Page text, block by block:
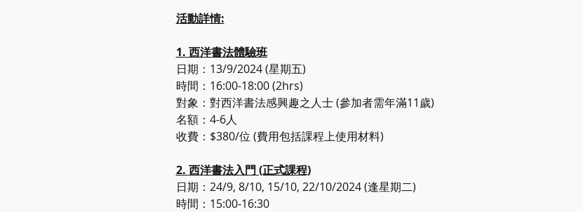
活動詳情:
1. 西洋書法體驗班
日期：13/9/2024 (星期五)
時間：16:00-18:00 (2hrs)
對象：對西洋書法感興趣之人士 (參加者需年滿11歲)
名額：4-6人
收費：$380/位 (費用包括課程上使用材料)
2. 西洋書法入門 (正式課程)
日期：24/9, 8/10, 15/10, 22/10/2024 (逢星期二)
時間：15:00-16:30